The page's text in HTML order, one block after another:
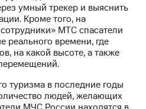
умный трекер и выяснить
Кроме того, на
МТС спасатели
реального времени, где
на какой высоте, а также
туризма в последние годы
людей, желающих